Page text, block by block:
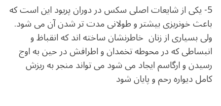
5- یکی از شایعات اصلی سکس در دوران پریود این است که
باعث خونریزی بیشتر و طولانی مدت تر شدن آن می شود.
ولی بسیاری از زنان خاطرنشان ساخته اند که انقباظ و
انبساطی که در محوطه تخمدان و اطرافش در حین به اوج
رسیدن و ارگاسم ایجاد می شود می تواند منجر به ریزش
کامل دیواره رحم و پایان شود